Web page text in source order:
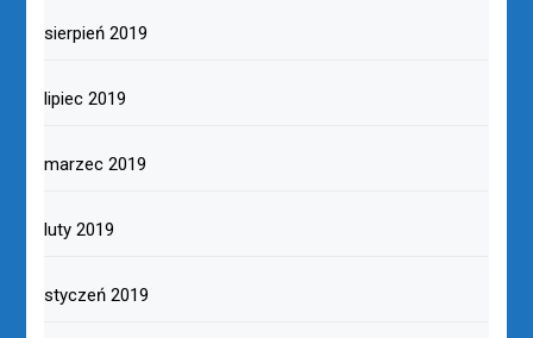
sierpień 2019
lipiec 2019
marzec 2019
luty 2019
styczeń 2019